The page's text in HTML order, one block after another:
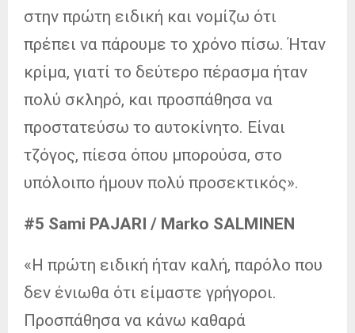
στην πρώτη ειδική και νομίζω ότι
πρέπει να πάρουμε το χρόνο πίσω. Ήταν
κρίμα, γιατί το δεύτερο πέρασμα ήταν
πολύ σκληρό, και προσπάθησα να
προστατεύσω το αυτοκίνητο. Είναι
τζόγος, πίεσα όπου μπορούσα, στο
υπόλοιπο ήμουν πολύ προσεκτικός».
#5 Sami PAJARI / Marko SALMINEN
«Η πρώτη ειδική ήταν καλή, παρόλο που
δεν ένιωθα ότι είμαστε γρήγοροι.
Προσπάθησα να κάνω καθαρά